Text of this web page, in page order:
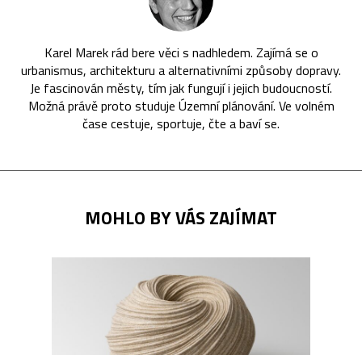
Karel Marek rád bere věci s nadhledem. Zajímá se o
urbanismus, architekturu a alternativními způsoby dopravy.
Je fascinován městy, tím jak fungují i jejich budoucností.
Možná právě proto studuje Územní plánování. Ve volném
čase cestuje, sportuje, čte a baví se.
MOHLO BY VÁS ZAJÍMAT